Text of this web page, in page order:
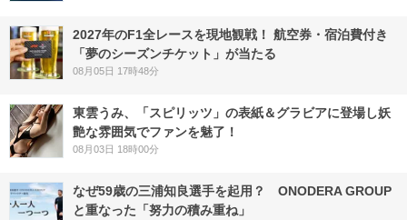
2027年のF1全レースを現地観戦！ 航空券・宿泊費付き
「夢のシーズンチケット」が当たる
08月05日 17時48分
東雲うみ、「スピリッツ」の表紙＆グラビアに登場し妖
艶な雰囲気でファンを魅了！
08月03日 18時00分
なぜ59歳の三浦知良選手を起用？ ONODERA GROUP
と重なった「努力の積み重ね」